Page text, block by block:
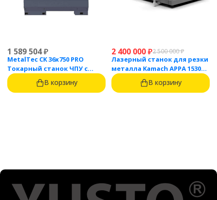
1 589 504₽
MetalTec CK 36x750 PRO
Токарный станок ЧПУ с
горизонтальной станиной
В корзину
2 400 000₽2 500 000₽
Лазерный станок для резки
металла Kamach APPA 1530
(3000 Вт)
В корзину